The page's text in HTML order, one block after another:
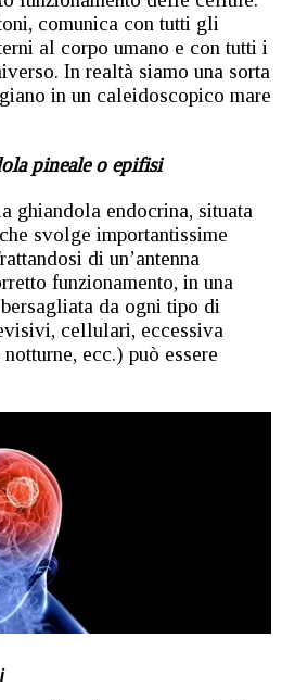
comunica con tutti gli
al corpo umano e con tutti i
In realtà siamo una sorta
in un caleidoscopico mare
pineale o epifisi
ghiandola endocrina, situata
svolge importantissime
di un’antenna
funzionamento, in una
da ogni tipo di
cellulari, eccessiva
ecc.) può essere